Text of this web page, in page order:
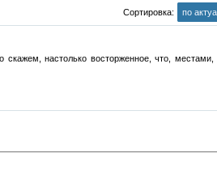
Сортировка: по
настолько восторженное, что,